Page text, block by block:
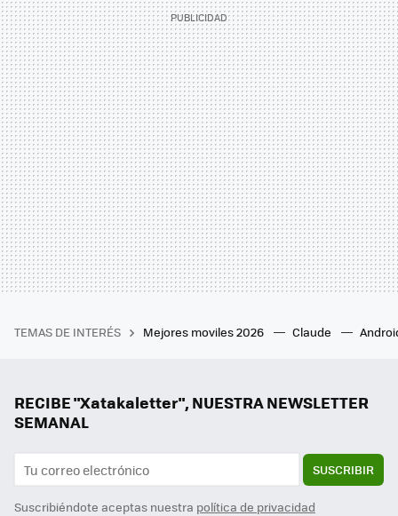
TEMAS DE INTERÉS Mejores moviles 2026 Claude
RECIBE "Xatakaletter", NUESTRA NEWSLETTER
SEMANAL
SUSCRIBIR
Suscribiéndote aceptas nuestra política de privacidad